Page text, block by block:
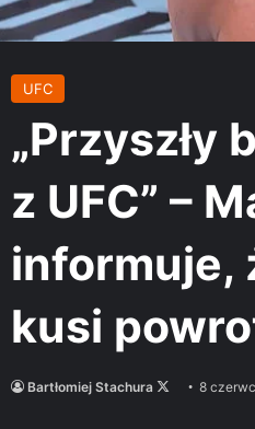
UFC
„Przyszły
z UFC” –
informuje,
kusi
Bartłomiej Stachura
Follow
8